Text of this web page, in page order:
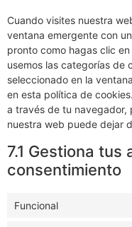
Cuando visites nuestra
ventana emergente con
pronto como hagas clic
usemos las categorías de
seleccionado en la
en esta política de
a través de tu navegador,
nuestra web puede dejar
7.1 Gestiona tus
consentimiento
Funcional